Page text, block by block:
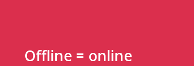
Offline = online